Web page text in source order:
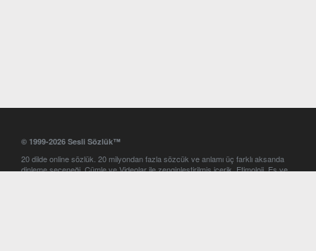
© 1999-2026 Sesli Sözlük™
20 dilde online sözlük. 20 milyondan fazla sözcük ve anlamı üç farklı aksanda
dinleme seçeneği. Cümle ve Videolar ile zenginleştirilmiş içerik. Etimoloji, Eş ve